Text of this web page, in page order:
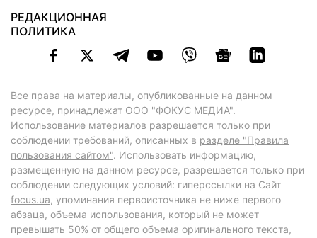
РЕДАКЦИОННАЯ
ПОЛИТИКА
Все права на материалы, опубликованные на данном
ресурсе, принадлежат ООО "ФОКУС МЕДИА".
Использование материалов разрешается только при
соблюдении требований, описанных в разделе "Правила
пользования сайтом". Использовать информацию,
размещенную на данном ресурсе, разрешается только при
соблюдении следующих условий: гиперссылки на Сайт
focus.ua, упоминания первоисточника не ниже первого
абзаца, объема использования, который не может
превышать 50% от общего объема оригинального текста,